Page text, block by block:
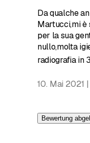
Zahnerhaltung
Große
Ästhetische
Da qualche
Martucci,mi è
per la sua
nullo,molta
radiografia in
10. Mai 2021
Bewertung